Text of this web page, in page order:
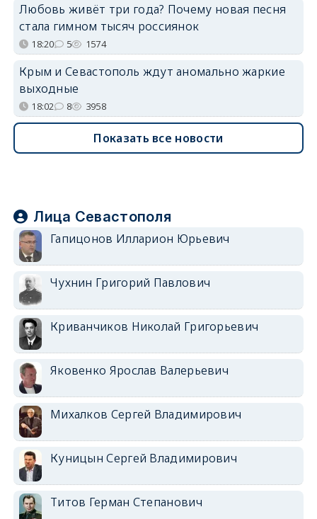
Любовь живёт три года? Почему новая песня
стала гимном тысяч россиянок
18:20 5 1574
Крым и Севастополь ждут аномально жаркие
выходные
18:02 8 3958
Показать все новости
Лица Севастополя
Гапицонов Илларион Юрьевич
Чухнин Григорий Павлович
Криванчиков Николай Григорьевич
Яковенко Ярослав Валерьевич
Михалков Сергей Владимирович
Куницын Сергей Владимирович
Титов Герман Степанович